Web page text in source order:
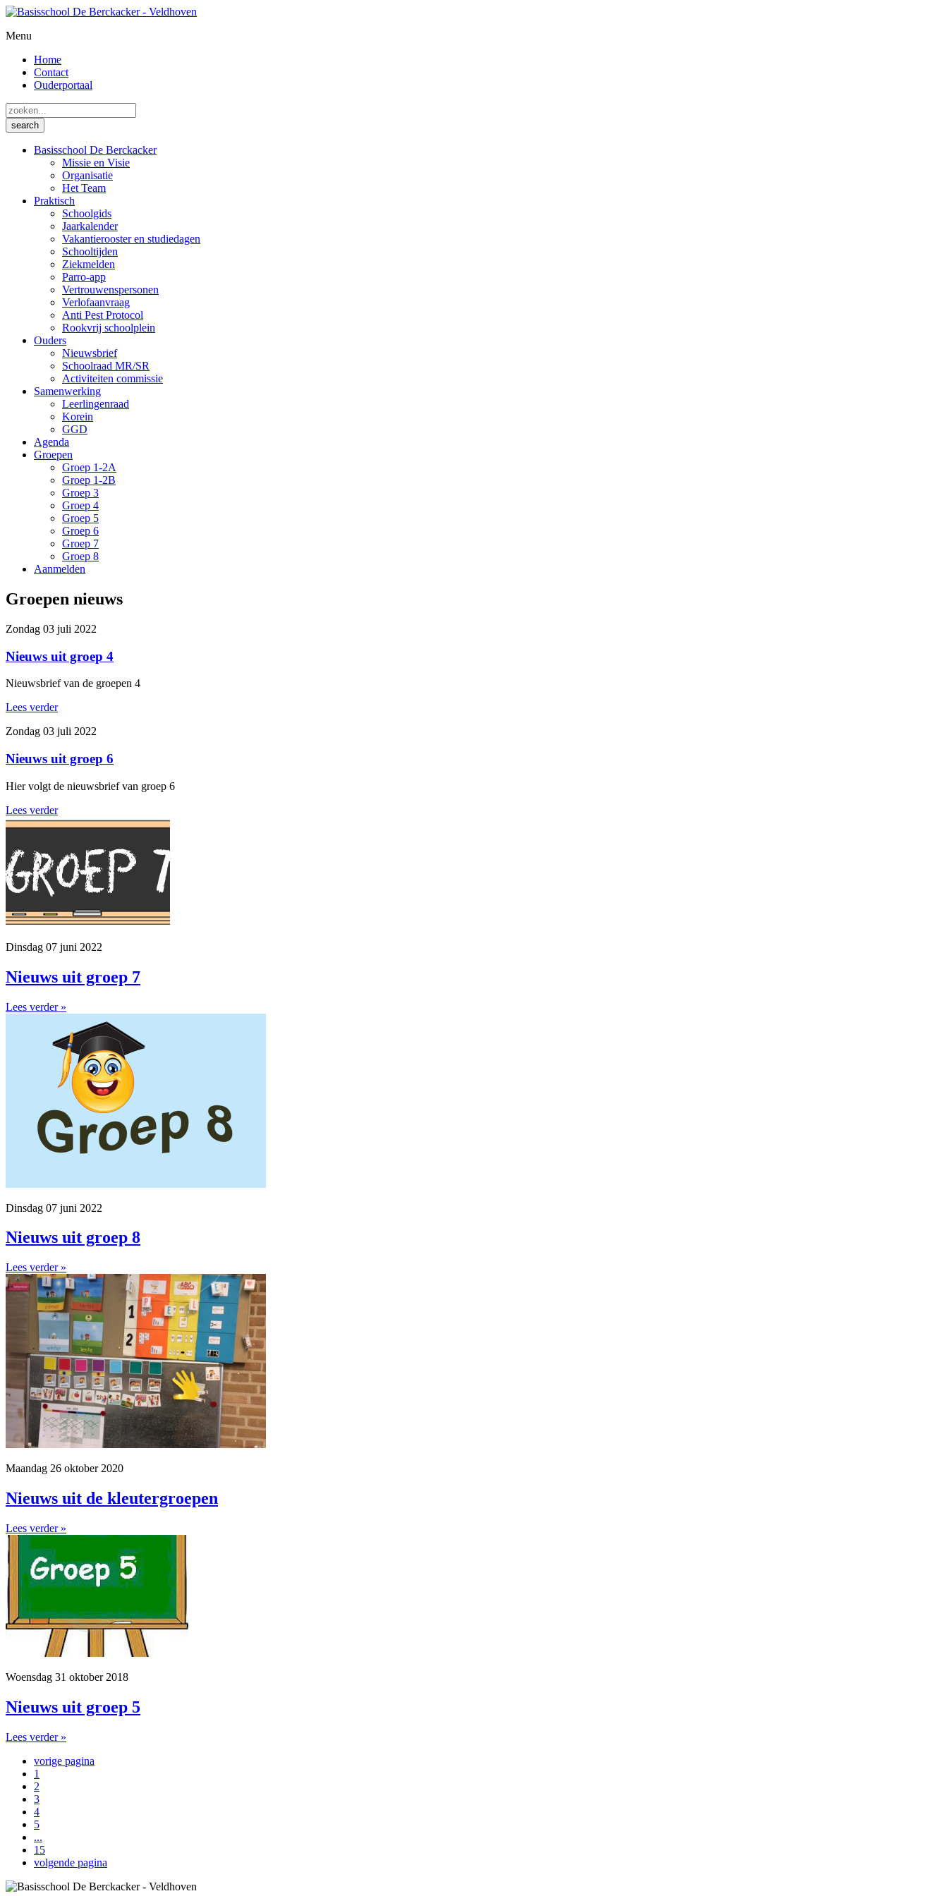
Menu
Home
Contact
Ouderportaal
Basisschool De Berckacker
Missie en Visie
Organisatie
Het Team
Praktisch
Schoolgids
Jaarkalender
Vakantierooster en studiedagen
Schooltijden
Ziekmelden
Parro-app
Vertrouwenspersonen
Verlofaanvraag
Anti Pest Protocol
Rookvrij schoolplein
Ouders
Nieuwsbrief
Schoolraad MR/SR
Activiteiten commissie
Samenwerking
Leerlingenraad
Korein
GGD
Agenda
Groepen
Groep 1-2A
Groep 1-2B
Groep 3
Groep 4
Groep 5
Groep 6
Groep 7
Groep 8
Aanmelden
Groepen nieuws
Zondag 03 juli 2022
Nieuws uit groep 4
Nieuwsbrief van de groepen 4
Lees verder
Zondag 03 juli 2022
Nieuws uit groep 6
Hier volgt de nieuwsbrief van groep 6
Lees verder
Dinsdag 07 juni 2022
Nieuws uit groep 7
Lees verder »
Dinsdag 07 juni 2022
Nieuws uit groep 8
Lees verder »
Maandag 26 oktober 2020
Nieuws uit de kleutergroepen
Lees verder »
Woensdag 31 oktober 2018
Nieuws uit groep 5
Lees verder »
vorige pagina
1
2
3
4
5
...
15
volgende pagina